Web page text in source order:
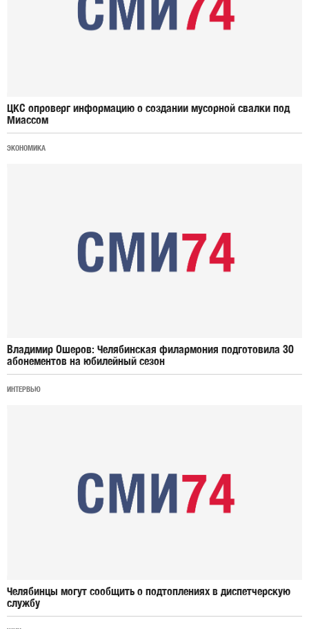
ЦКС опроверг информацию о создании мусорной свалки под
Миассом
ЭКОНОМИКА
Владимир Ошеров: Челябинская филармония подготовила 30
абонементов на юбилейный сезон
ИНТЕРВЬЮ
Челябинцы могут сообщить о подтоплениях в диспетчерскую
службу